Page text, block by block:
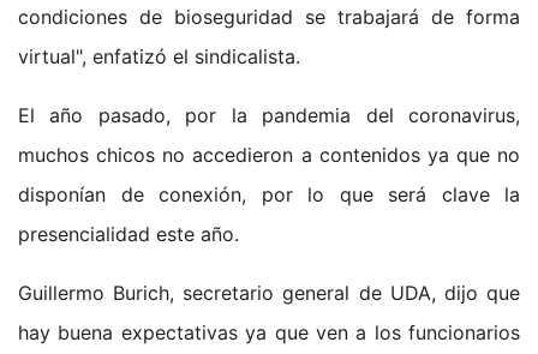
condiciones de bioseguridad se trabajará de forma
virtual", enfatizó el sindicalista.
El año pasado, por la pandemia del coronavirus,
muchos chicos no accedieron a contenidos ya que no
disponían de conexión, por lo que será clave la
presencialidad este año.
Guillermo Burich, secretario general de UDA, dijo que
hay buena expectativas ya que ven a los funcionarios